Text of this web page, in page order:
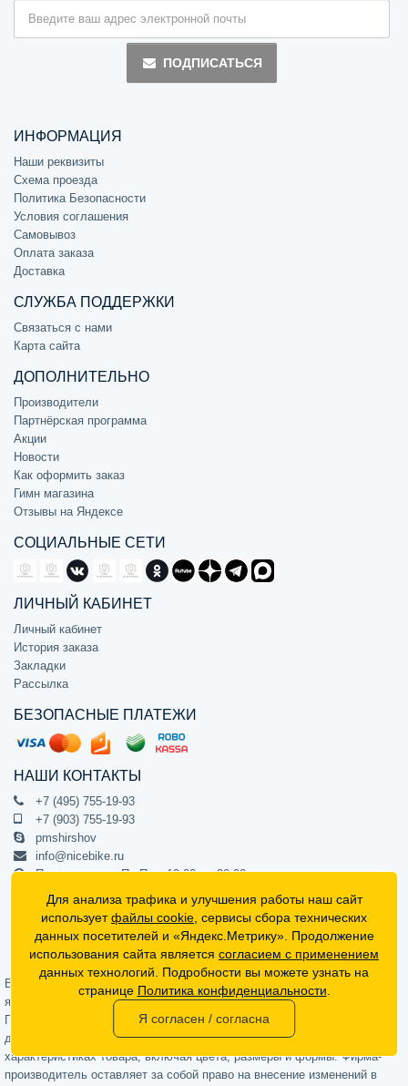
ПОДПИСАТЬСЯ
ИНФОРМАЦИЯ
Наши реквизиты
Схема проезда
Политика Безопасности
Условия соглашения
Самовывоз
Оплата заказа
Доставка
СЛУЖБА ПОДДЕРЖКИ
Связаться с нами
Карта сайта
ДОПОЛНИТЕЛЬНО
Производители
Партнёрская программа
Акции
Новости
Как оформить заказ
Гимн магазина
Отзывы на Яндексе
СОЦИАЛЬНЫЕ СЕТИ
ЛИЧНЫЙ КАБИНЕТ
Личный кабинет
История заказа
Закладки
Рассылка
БЕЗОПАСНЫЕ ПЛАТЕЖИ
НАШИ КОНТАКТЫ
+7 (495) 755-19-93
+7 (903) 755-19-93
pmshirshov
info@nicebike.ru
Прием звонков Пн-Пт с 10:00 до 20:00
ПВЗ Пн-Пт с 10:00 до 20:00
г. Москва, ул. Барклая 13с1
подъезд 1, цокольный этаж, офис 1
Официальный интернет-магазин NiceBike © 2012 - 2026
Вся информация на сайте носит ознакомительный характер, не
является публичной офертой (определяемой положениями Статьи 437
Гражданского кодекса РФ) и не может в полной мере передавать
достоверную информацию о свойствах, комплектации и
характеристиках товара, включая цвета, размеры и формы. Фирма-
производитель оставляет за собой право на внесение изменений в
Для анализа трафика и улучшения работы наш сайт
используетфайлы cookie , сервисы сбора технических
данных посетителей и «Яндекс.Метрику». Продолжение
использования сайта является согласием с применением
данных технологий. Подробности вы можете узнать на
странице Политика конфиденциальности
Я согласен / согласна